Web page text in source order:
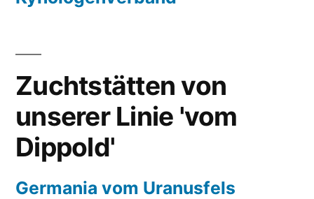
Zuchtstätten von
unserer Linie 'vom
Dippold'
Germania vom Uranusfels